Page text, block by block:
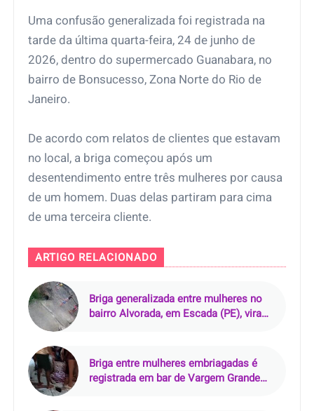
Uma confusão generalizada foi registrada na
tarde da última quarta-feira, 24 de junho de
2026, dentro do supermercado Guanabara, no
bairro de Bonsucesso, Zona Norte do Rio de
Janeiro.
De acordo com relatos de clientes que estavam
no local, a briga começou após um
desentendimento entre três mulheres por causa
de um homem. Duas delas partiram para cima
de uma terceira cliente.
ARTIGO RELACIONADO
Briga generalizada entre mulheres no
bairro Alvorada, em Escada (PE), vira
Briga entre mulheres embriagadas é
registrada em bar de Vargem Grande